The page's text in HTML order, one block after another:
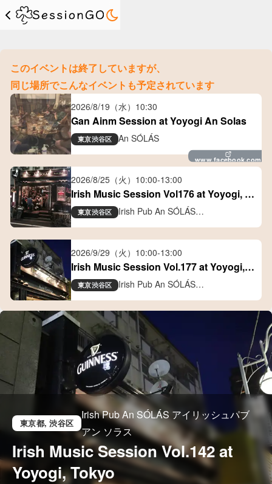
このイベントは終了していますが、
同じ場所でこんなイベントも予定されています
2026/8/19（水） 10:30
Gan Ainm Session at Yoyogi An Solas
東京渋谷区 An SÓLÁS
www.facebook.com
2026/8/25（火） 10:00-13:00
Irish Music Session Vol176 at Yoyogi,
Tokyo
東京渋谷区
Irish Pub An SÓLÁS
アイリッシュパブ アン ソラス
2026/9/29（火） 10:00-13:00
Irish Music Session Vol.177 at Yoyogi,
Tokyo
東京渋谷区
Irish Pub An SÓLÁS
アイリッシュパブ アン ソラス
東京都, 渋谷区
Irish Pub An SÓLÁS アイリッシュパブ
アン ソラス
Irish Music Session Vol.142 at
Yoyogi, Tokyo